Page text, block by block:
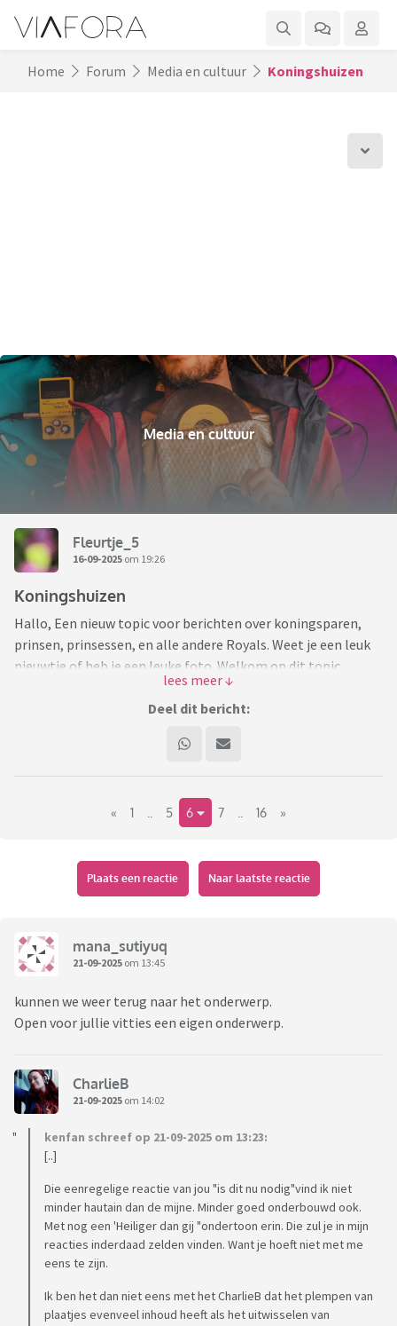
Home Forum Media en cultuur Koningshuizen
Media en cultuur
Fleurtje_5
16-09-2025 om 19:26
Koningshuizen
Hallo, Een nieuw topic voor berichten over koningsparen,
prinsen, prinsessen, en alle andere Royals. Weet je een leuk
nieuwtje of heb je een leuke foto. Welkom op dit topic.
Een mooie foto van ons koningspaar en hun drie dochters.
https://www.nu.nl/koningshuis/6360870/zo-zag-het-
koninklijk-gezin-eruit-tijdens-de-jaarlijkse-fotosessie.html
Deel dit bericht:
« 1 5 6 7 16 »
Plaats een reactie Naar laatste reactie
mana_sutiyuq
21-09-2025 om 13:45
kunnen we weer terug naar het onderwerp.
Open voor jullie vitties een eigen onderwerp.
CharlieB
21-09-2025 om 14:02
kenfan schreef op 21-09-2025 om 13:23:
[..]
Die eenregelige reactie van jou "is dit nu nodig"vind ik niet
minder hautain dan de mijne. Minder goed onderbouwd ook.
Met nog een 'Heiliger dan gij "ondertoon erin. Die zul je in mijn
reacties inderdaad zelden vinden. Want je hoeft niet met me
eens te zijn.
Ik ben het dan niet eens met het CharlieB dat het plempen van
plaatjes evenveel inhoud heeft als het uitwisselen van